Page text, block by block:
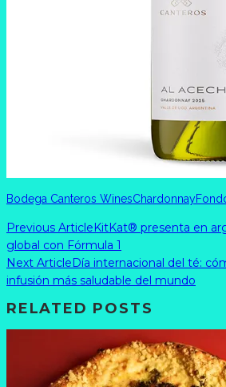
Bodega Canteros WinesChardonnay
Previous ArticleKitKat® presenta en
global con Fórmula 1
Next ArticleDía internacional del té:
infusión más saludable del mundo
RELATED POSTS